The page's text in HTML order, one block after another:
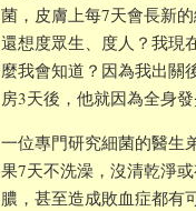
菌，皮膚上每7天會長新
還想度眾生、度人？我現
麼我會知道？因為我出關
房3天後，他就因為全身
一位專門研究細菌的醫生
果7天不洗澡，沒清乾淨
膿，甚至造成敗血症都有